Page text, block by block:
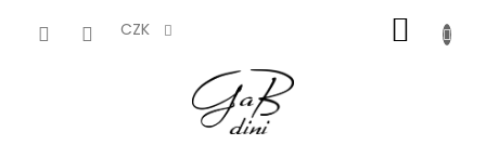
CZK
KOŠÍK